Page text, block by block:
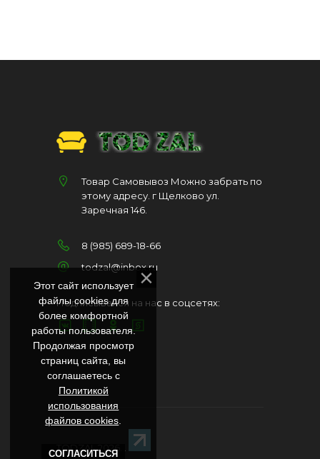
Товар Самовывоз Можно забрать по
этому адресу. г Щелково ул.
Заречная 146.
8 (985) 689-18-66
todzal@inbox.ru
Подписывайся на нас в соцсетях:
TODZAL 2026
Этот сайт использует
файлы cookies для
более комфортной
работы пользователя.
Продолжая просмотр
страниц сайта, вы
соглашаетесь с
Политикой
использования
файлов cookies
СОГЛАСИТЬСЯ